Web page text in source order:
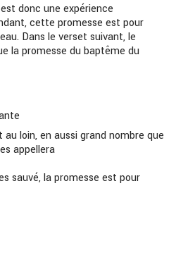
donc une expérience
cette promesse est pour
Dans le verset suivant, le
la promesse du baptême du
loin, en aussi grand nombre que
appellera
sauvé, la promesse est pour